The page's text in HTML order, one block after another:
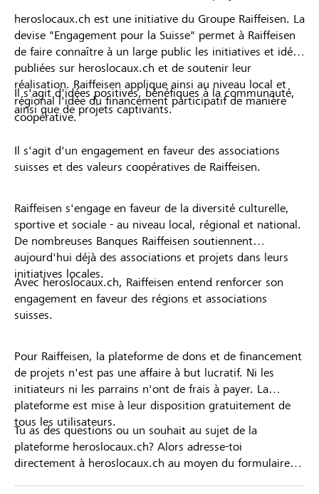
heroslocaux.ch est une initiative du Groupe Raiffeisen. La
devise "Engagement pour la Suisse" permet à Raiffeisen
de faire connaître à un large public les initiatives et idées
publiées sur heroslocaux.ch et de soutenir leur
réalisation. Raiffeisen applique ainsi au niveau local et
régional l'idée du financement participatif de manière
coopérative.
Il s'agit d'idées positives, bénéfiques à la communauté,
ainsi que de projets captivants.
Il s'agit d'un engagement en faveur des associations
suisses et des valeurs coopératives de Raiffeisen.
Raiffeisen s'engage en faveur de la diversité culturelle,
sportive et sociale - au niveau local, régional et national.
De nombreuses Banques Raiffeisen soutiennent
aujourd'hui déjà des associations et projets dans leurs
initiatives locales.
Avec heroslocaux.ch, Raiffeisen entend renforcer son
engagement en faveur des régions et associations
suisses.
Pour Raiffeisen, la plateforme de dons et de financement
de projets n'est pas une affaire à but lucratif. Ni les
initiateurs ni les parrains n'ont de frais à payer. La
plateforme est mise à leur disposition gratuitement de
tous les utilisateurs.
Tu as des questions ou un souhait au sujet de la
plateforme heroslocaux.ch? Alors adresse-toi
directement à heroslocaux.ch au moyen du formulaire